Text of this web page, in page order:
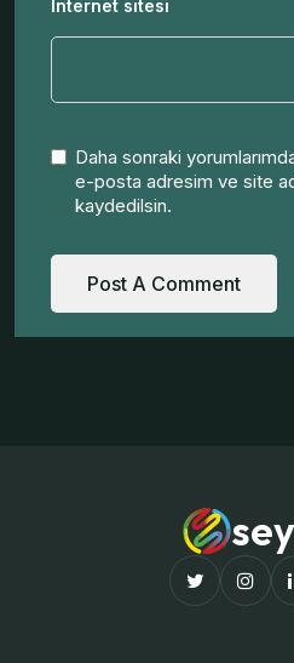
İnternet sitesi
Daha sonraki
e-posta adresim ve site
kaydedilsin.